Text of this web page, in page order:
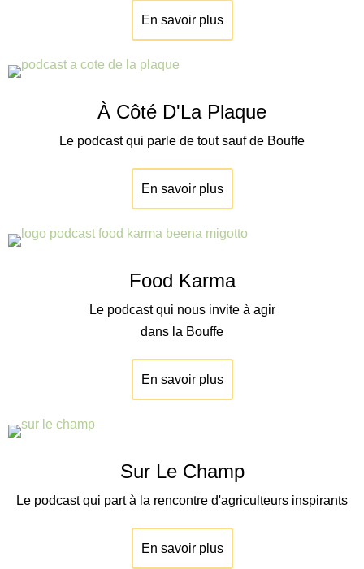
En savoir plus
À Côté D'La Plaque
Le podcast qui parle de tout sauf de Bouffe
En savoir plus
Food Karma
Le podcast qui nous invite à agir
dans la Bouffe
En savoir plus
Sur Le Champ
Le podcast qui part à la rencontre d'agriculteurs inspirants
En savoir plus